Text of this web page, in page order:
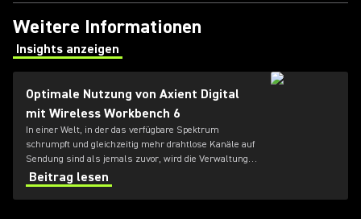
Weitere Informationen
Insights anzeigen
(Opens in a new tab)
Optimale Nutzung von Axient Digital
mit Wireless Workbench 6
In einer Welt, in der das verfügbare Spektrum
schrumpft und gleichzeitig mehr drahtlose Kanäle auf
Sendung sind als jemals zuvor, wird die Verwaltung
von Hochfrequenzbereichen (HF) für Toningenieure
immer schwieriger.
Beitrag lesen